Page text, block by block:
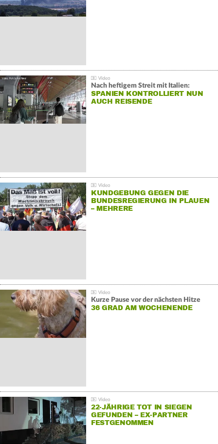
Nach heftigem Streit mit Italien:
SPANIEN KONTROLLIERT NUN
AUCH REISENDE
KUNDGEBUNG GEGEN DIE
BUNDESREGIERUNG IN PLAUEN
– MEHRERE
Kurze Pause vor der nächsten Hitze
36 GRAD AM WOCHENENDE
22-JÄHRIGE TOT IN SIEGEN
GEFUNDEN – EX-PARTNER
FESTGENOMMEN